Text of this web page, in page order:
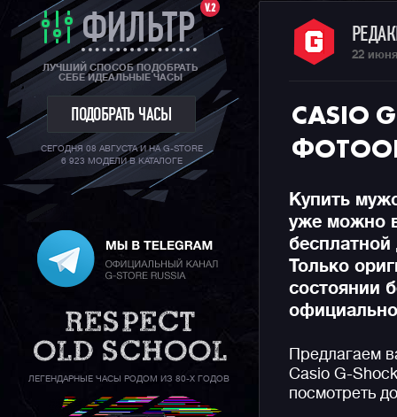
V.2
ФИЛЬТР
ЛУЧШИЙ СПОСОБ ПОДОБРАТЬ
СЕБЕ ИДЕАЛЬНЫЕ ЧАСЫ
ПОДОБРАТЬ ЧАСЫ
СЕГОДНЯ 08 АВГУСТА И НА G-STORE
6 923 МОДЕЛИ В КАТАЛОГЕ
ЛЕГЕНДАРНЫЕ ЧАСЫ РОДОМ ИЗ 80-Х ГОДОВ
22
CASIO
Купить
уже можно
Только
состоянии
Предлагаем
Casio G-
посмотреть